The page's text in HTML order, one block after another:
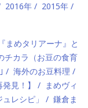
2016年
2015年
『まめタリアーナ』と
チカラ（お豆の食育
海外のお豆料理
見！】
まめヴィ
レシピ」
鎌倉ま